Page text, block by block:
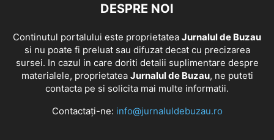
DESPRE NOI
Continutul portalului este proprietatea Jurnalul de Buzau
si nu poate fi preluat sau difuzat decat cu precizarea
sursei. In cazul in care doriti detalii suplimentare despre
materialele, proprietatea Jurnalul de Buzau, ne puteti
contacta pe si solicita mai multe informatii.
Contactați-ne: info@jurnaluldebuzau.ro